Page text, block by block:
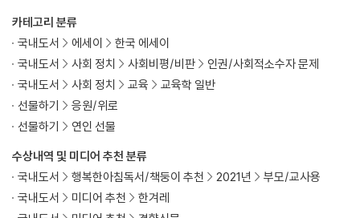
수상내역 및 미디어 추천 분류
국내도서
행복한아침독서/책둥이 추천 2021년
부모/교사용
국내도서
미디어 추천
한겨레
카테고리 분류
국내도서
에세이
한국 에세이
국내도서
사회 정치 사회비평/비판
인권/사회적소수자 문제
국내도서
사회 정치 교육
교육학 일반
선물하기
응원/위로
선물하기
연인 선물